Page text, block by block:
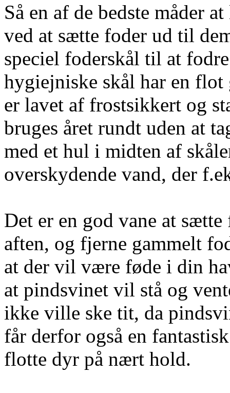
Så en af de bedste måder
ved at sætte foder ud til
speciel foderskål til at
hygiejniske skål har en
er lavet af frostsikkert og
bruges året rundt uden at
med et hul i midten af
overskydende vand, der
Det er en god vane at
aften, og fjerne gammelt
at der vil være føde i din
at pindsvinet vil stå og
ikke ville ske tit, da
får derfor også en
flotte dyr på nært hold.